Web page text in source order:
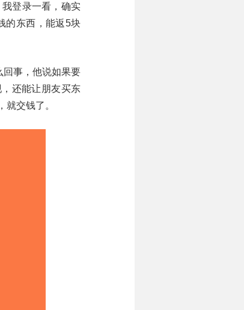
登录一看，确实
的东西，能返5块
回事，他说如果要
还能让朋友买东
交钱了。